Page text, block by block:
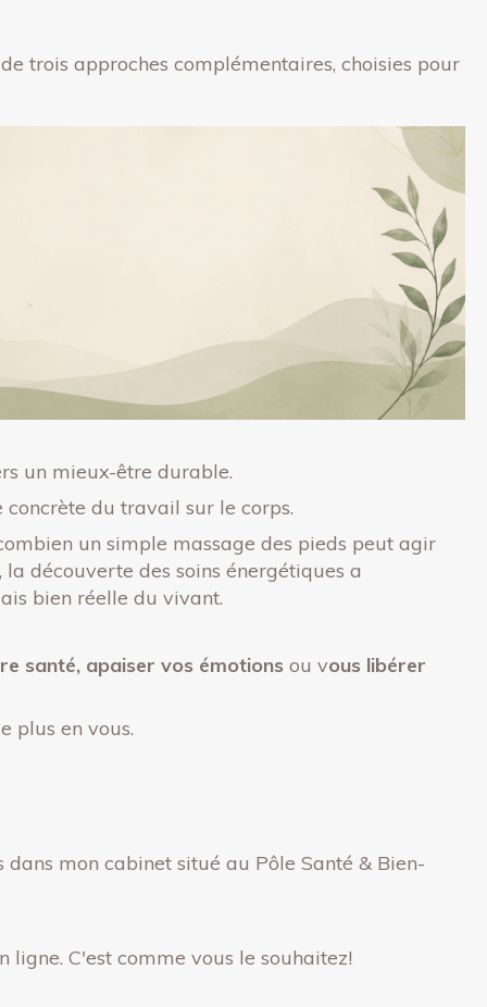
trois approches complémentaires, choisies pour
un mieux-être durable.
concrète du travail sur le corps.
un simple massage des pieds peut agir
découverte des soins énergétiques a
bien réelle du vivant.
santé, apaiser vos émotions ou vous libérer
plus en vous.
mon cabinet situé au Pôle Santé & Bien-
ligne. C'est comme vous le souhaitez!